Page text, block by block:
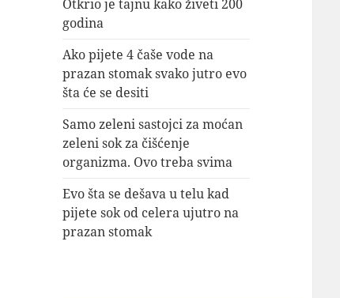
Otkrio je tajnu kako živeti 200
godina
Ako pijete 4 čaše vode na
prazan stomak svako jutro evo
šta će se desiti
Samo zeleni sastojci za moćan
zeleni sok za čišćenje
organizma. Ovo treba svima
Evo šta se dešava u telu kad
pijete sok od celera ujutro na
prazan stomak